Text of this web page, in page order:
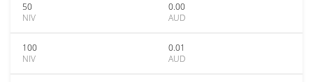
50
NIV
0.00
AUD
100
NIV
0.01
AUD